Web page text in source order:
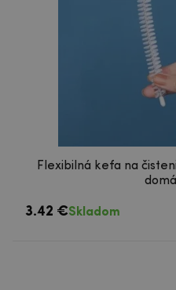
Flexibilná kefa na
3.42 €Skladom